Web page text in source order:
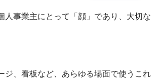
人事業主にとって「顔」であり、大切な
ジ、看板など、あらゆる場面で使うこれ